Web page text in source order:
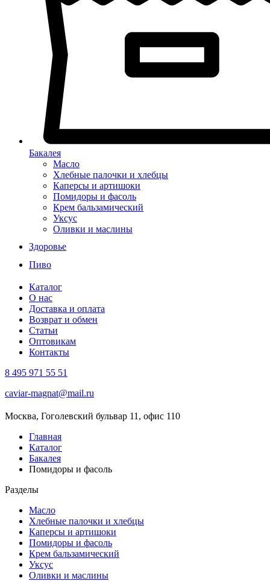
Бакалея
Масло
Хлебные палочки и хлебцы
Каперсы и артишоки
Помидоры и фасоль
Крем бальзамический
Уксус
Оливки и маслины
Здоровье
Пиво
Каталог
О нас
Доставка и оплата
Возврат и обмен
Статьи
Оптовикам
Контакты
8 495 971 55 51
caviar-magnat@mail.ru
Москва, Гоголевский бульвар 11, офис 110
Главная
Каталог
Бакалея
Помидоры и фасоль
Разделы
Масло
Хлебные палочки и хлебцы
Каперсы и артишоки
Помидоры и фасоль
Крем бальзамический
Уксус
Оливки и маслины